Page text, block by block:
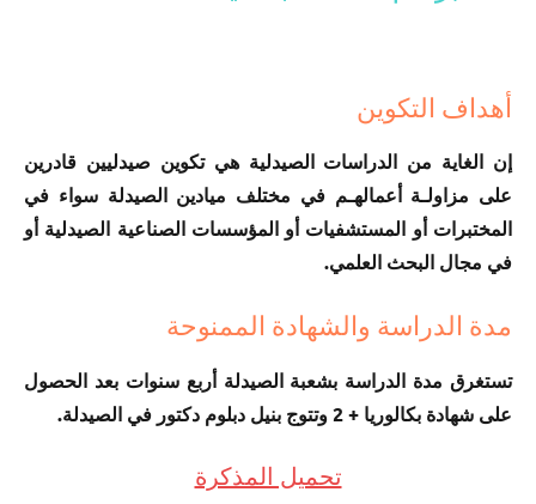
أهداف التكوين
إن الغاية من الدراسات الصيدلية هي تكوين صيدليين قادرين
على مزاولـة أعمالهـم في مختلف ميادين الصيدلة سواء في
المختبرات أو المستشفيات أو المؤسسات الصناعية الصيدلية أو
في مجال البحث العلمي.
مدة الدراسة والشهادة الممنوحة
تستغرق مدة الدراسة بشعبة الصيدلة أربع سنوات بعد الحصول
على شهادة بكالوريا + 2 وتتوج بنيل دبلوم دكتور في الصيدلة.
تحميل المذكرة